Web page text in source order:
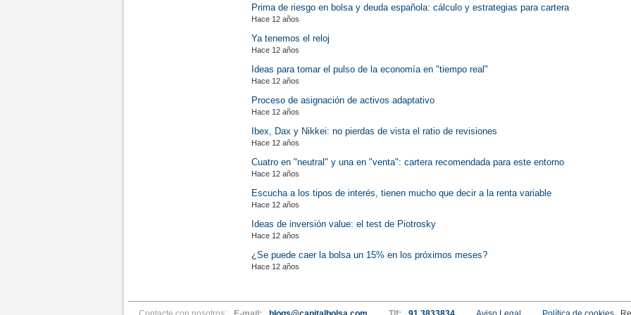
Prima de riesgo en bolsa y deuda española: cálculo y estrategias para cartera
Hace 12 años
Ya tenemos el reloj
Hace 12 años
Ideas para tomar el pulso de la economía en "tiempo real"
Hace 12 años
Proceso de asignación de activos adaptativo
Hace 12 años
Ibex, Dax y Nikkei: no pierdas de vista el ratio de revisiones
Hace 12 años
Cuatro en "neutral" y una en "venta": cartera recomendada para este entorno
Hace 12 años
Escucha a los tipos de interés, tienen mucho que decir a la renta variable
Hace 12 años
Ideas de inversión value: el test de Piotrosky
Hace 12 años
¿Se puede caer la bolsa un 15% en los próximos meses?
Hace 12 años